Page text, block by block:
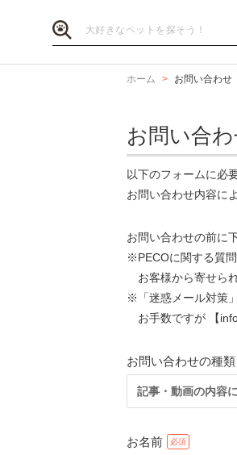
ホーム お問い合わせ
お問い合
以下のフォームに必
お問い合わせ内容に
お問い合わせの前に
※PECOに関する質
お客様から寄せら
※「迷惑メール対策
お手数ですが 【
お問い合わせの種類
記事・動画の内容
お名前